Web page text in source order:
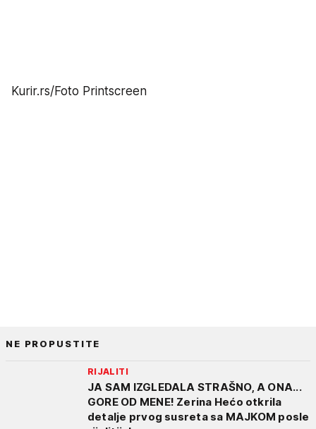
Kurir.rs/Foto Printscreen
NE PROPUSTITE
RIJALITI
JA SAM IZGLEDALA STRAŠNO, A ONA...
GORE OD MENE! Zerina Hećo otkrila
detalje prvog susreta sa MAJKOM posle